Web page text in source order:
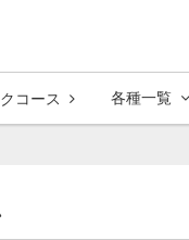
コース 各種一覧